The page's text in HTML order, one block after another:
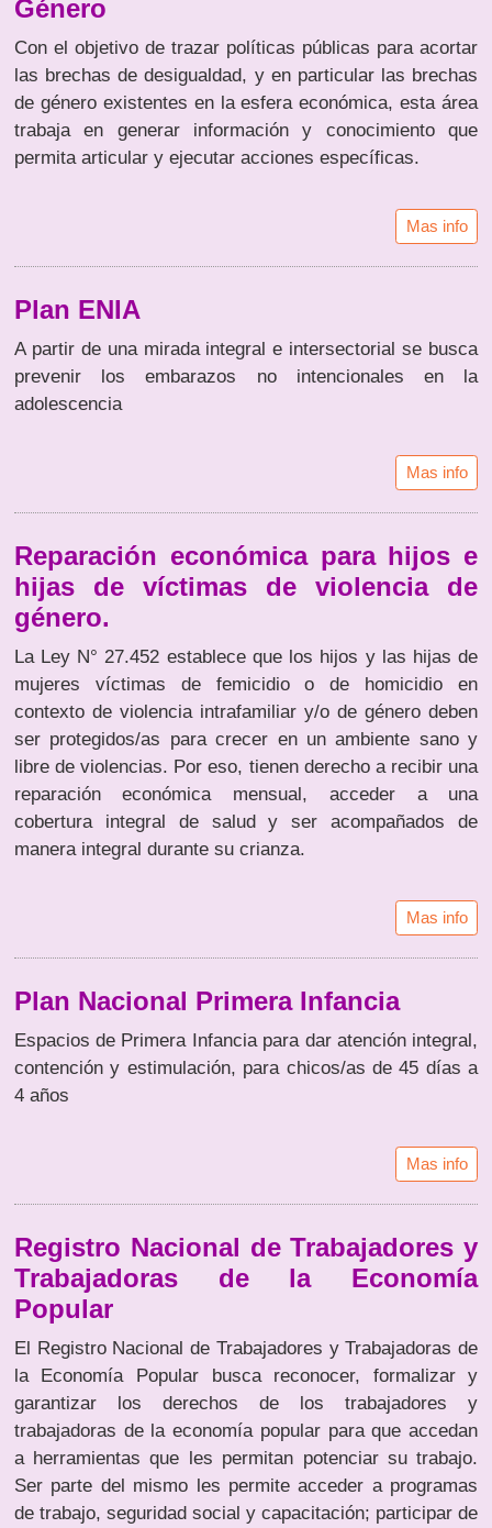
Género
Con el objetivo de trazar políticas públicas para acortar
las brechas de desigualdad, y en particular las brechas
de género existentes en la esfera económica, esta área
trabaja en generar información y conocimiento que
permita articular y ejecutar acciones específicas.
Mas info
Plan ENIA
A partir de una mirada integral e intersectorial se busca
prevenir los embarazos no intencionales en la
adolescencia
Mas info
Reparación económica para hijos e
hijas de víctimas de violencia de
género.
La Ley N° 27.452 establece que los hijos y las hijas de
mujeres víctimas de femicidio o de homicidio en
contexto de violencia intrafamiliar y/o de género deben
ser protegidos/as para crecer en un ambiente sano y
libre de violencias. Por eso, tienen derecho a recibir una
reparación económica mensual, acceder a una
cobertura integral de salud y ser acompañados de
manera integral durante su crianza.
Mas info
Plan Nacional Primera Infancia
Espacios de Primera Infancia para dar atención integral,
contención y estimulación, para chicos/as de 45 días a
4 años
Mas info
Registro Nacional de Trabajadores y
Trabajadoras de la Economía
Popular
El Registro Nacional de Trabajadores y Trabajadoras de
la Economía Popular busca reconocer, formalizar y
garantizar los derechos de los trabajadores y
trabajadoras de la economía popular para que accedan
a herramientas que les permitan potenciar su trabajo.
Ser parte del mismo les permite acceder a programas
de trabajo, seguridad social y capacitación; participar de